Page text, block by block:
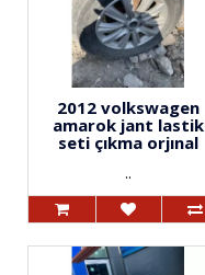
2012 volkswagen
amarok jant lastik
seti çıkma orjınal
..